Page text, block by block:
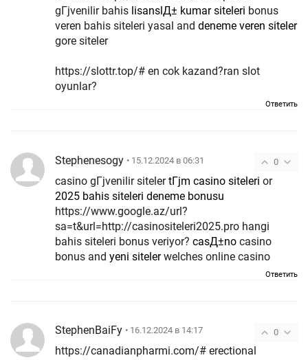
gГјvenilir bahis lisanslД± kumar siteleri bonus
veren bahis siteleri yasal and deneme veren siteler
gore siteler
https://slottr.top/# en cok kazand?ran slot
oyunlar?
Ответить
0
Stephenesogy • 15.12.2024 в 06:31
casino gГјvenilir sitelertГјm casino siteleri or
2025 bahis siteleri deneme bonusu
https://www.google.az/url?
sa=t&url=http://casinositeleri2025.pro hangi
bahis siteleri bonus veriyor? casД±no casino
bonus and yeni sitelerwelches online casino
Ответить
0
StephenBaiFy • 16.12.2024 в 14:17
https://canadianpharmi.com/# erectional